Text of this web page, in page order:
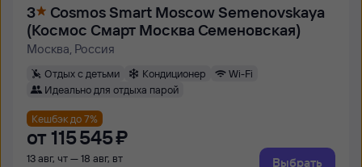
3
Cosmos Smart Moscow Semenovskaya
(Космос Смарт Москва Семеновская)
Москва, Россия
Отдых с детьми Кондиционер
Wi-Fi
Идеально для отдыха парой
Кешбэк до 7%
от 115 ⁠545 ⁠₽
13 авг, чт — 18 авг, вт
Выбрать